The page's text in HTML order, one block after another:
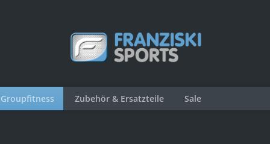
Groupfitness Zubehör & Ersatzteile Sale